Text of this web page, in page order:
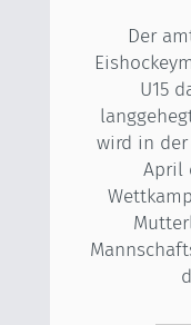
Der
U15
wird in der
April